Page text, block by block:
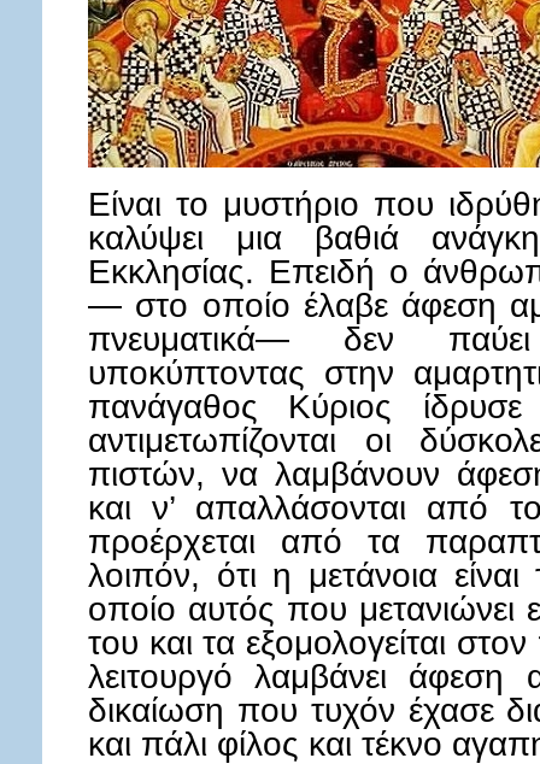
Είναι το μυστήριο που
καλύψει μια βαθιά
Εκκλησίας. Επειδή ο
— στο οποίο έλαβε άφεση
πνευματικά— δεν
υποκύπτοντας στην
πανάγαθος Κύριος ίδρυσε
αντιμετωπίζονται οι
πιστών, να λαμβάνουν
και ν’ απαλλάσονται από
προέρχεται από τα
λοιπόν, ότι η μετάνοια
οποίο αυτός που μετανιώνει
του και τα εξομολογείται
λειτουργό λαμβάνει άφεση
δικαίωση που τυχόν έχασε
και πάλι φίλος και τέκνο